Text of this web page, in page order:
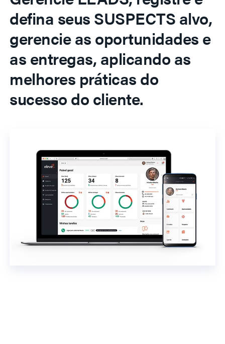
defina seus SUSPECTS alvo,
gerencie as oportunidades e
as entregas, aplicando as
melhores práticas do
sucesso do cliente.